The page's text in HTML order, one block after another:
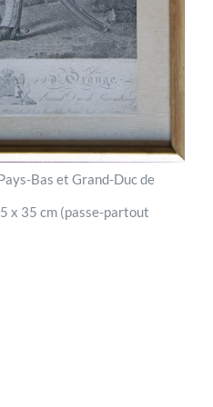
Bas et Grand-Duc de
x 35 cm (passe-partout